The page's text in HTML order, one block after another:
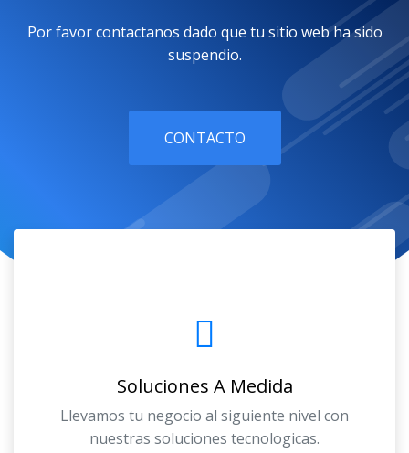
Por favor contactanos dado que tu sitio web ha sido
suspendio.
CONTACTO
Soluciones A Medida
Llevamos tu negocio al siguiente nivel con
nuestras soluciones tecnologicas.